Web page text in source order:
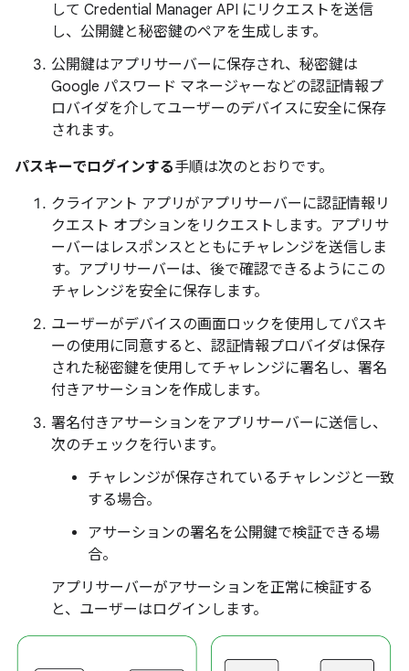
して Credential Manager API にリクエストを送信
し、公開鍵と秘密鍵のペアを生成します。
公開鍵はアプリサーバーに保存され、秘密鍵は
Google パスワード マネージャーなどの認証情報プ
ロバイダを介してユーザーのデバイスに安全に保存
されます。
パスキーでログインする手順は次のとおりです。
クライアント アプリがアプリサーバーに認証情報リ
クエスト オプションをリクエストします。アプリサ
ーバーはレスポンスとともにチャレンジを送信しま
す。アプリサーバーは、後で確認できるようにこの
チャレンジを安全に保存します。
ユーザーがデバイスの画面ロックを使用してパスキ
ーの使用に同意すると、認証情報プロバイダは保存
された秘密鍵を使用してチャレンジに署名し、署名
付きアサーションを作成します。
署名付きアサーションをアプリサーバーに送信し、
次のチェックを行います。
チャレンジが保存されているチャレンジと一致
する場合。
アサーションの署名を公開鍵で検証できる場
合。
アプリサーバーがアサーションを正常に検証する
と、ユーザーはログインします。